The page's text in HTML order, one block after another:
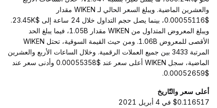
والعشرين الماضية. ويبلغ السعر الحالي لـ WIKEN مقدار
$0.00055116، بينما يصل حجم التداول خلال 24 ساعة إلى $23.45K.
ويبلغ المعروض المتداول من WIKEN مقدار 1.05B، فيما يبلغ الحد
الأقصى للمعروض 1.06B. ومن حيث القيمة السوقية، تحتل WIKEN
المرتبة 3433 بين جميع العملات الرقمية. وخلال الساعات الأربع والعشرين
الماضية، سجل WIKEN أعلى سعر عند $0.00055358 وأدنى سعر عند
$0.00052659.
أعلى سعر والتّاريخ
$0.116517 في 4 أبريل 2021